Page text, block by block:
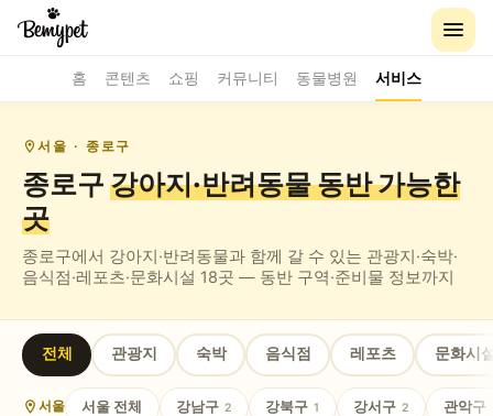
홈 콘텐츠 쇼핑 커뮤니티 동물병원 서비스
서울 · 종로구
종로구 강아지·반려동물 동반가능한
곳
종로구에서 강아지·반려동물과 함께 갈 수 있는 관광지·숙박·
음식점·레포츠·문화시설 18곳 — 동반 구역·준비물 정보까지
전체 관광지 숙박 음식점 레포츠 문화시
서울 서울 전체 강남구 2 강북구 1 강서구 2 관악구